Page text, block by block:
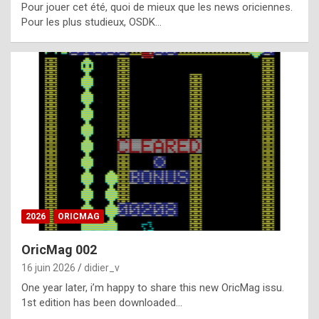
u
l
y
d
i
ff
i
l
t
Pour jouer cet été, quoi de mieux que les news oriciennes.
Pour les plus studieux, OSDK…
2026 ORICMAG
OricMag 002
16 juin 2026 didier_v
One year later, i’m happy to share this new OricMag issu.
1st edition has been downloaded…